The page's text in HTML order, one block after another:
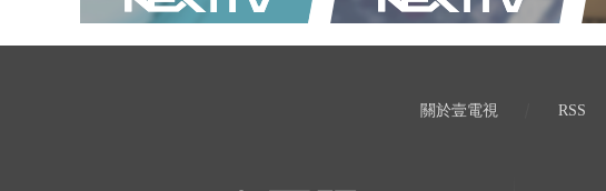
關於壹電視 RSS